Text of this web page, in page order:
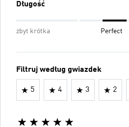
Długość
zbyt krótka Perfect
Filtruj według gwiazdek
5 4 3 2